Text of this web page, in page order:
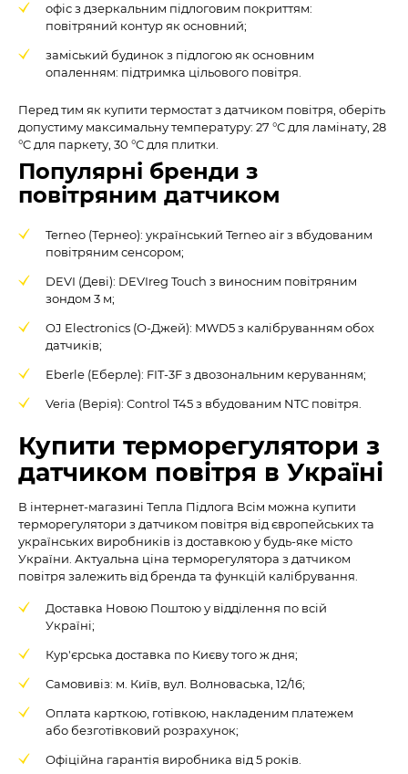
офіс з дзеркальним підлоговим покриттям:
повітряний контур як основний;
заміський будинок з підлогою як основним
опаленням: підтримка цільового повітря.
Перед тим як купити термостат з датчиком повітря, оберіть
допустиму максимальну температуру: 27 °C для ламінату, 28
°C для паркету, 30 °C для плитки.
Популярні бренди з
повітряним датчиком
Terneo (Тернео): український Terneo air з вбудованим
повітряним сенсором;
DEVI (Деві): DEVIreg Touch з виносним повітряним
зондом 3 м;
OJ Electronics (О-Джей): MWD5 з калібруванням обох
датчиків;
Eberle (Еберле): FIT-3F з двозональним керуванням;
Veria (Верія): Control T45 з вбудованим NTC повітря.
Купити терморегулятори з
датчиком повітря в Україні
В інтернет-магазині Тепла Підлога Всім можна купити
терморегулятори з датчиком повітря від європейських та
українських виробників із доставкою у будь-яке місто
України. Актуальна ціна терморегулятора з датчиком
повітря залежить від бренда та функцій калібрування.
Доставка Новою Поштою у відділення по всій
Україні;
Кур'єрська доставка по Києву того ж дня;
Самовивіз: м. Київ, вул. Волноваська, 12/16;
Оплата карткою, готівкою, накладеним платежем
або безготівковий розрахунок;
Офіційна гарантія виробника від 5 років.